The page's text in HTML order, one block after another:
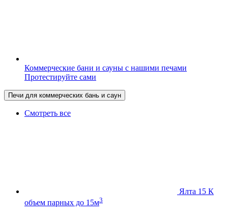
Коммерческие бани и сауны с нашими печами
Протестируйте сами
Печи для коммерческих бань и саун
Смотреть все
Ялта 15 К
объем парных до 15м3